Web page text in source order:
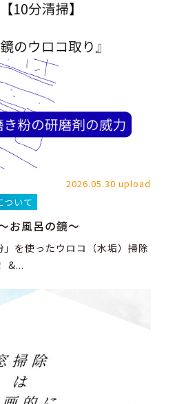
2026.05.30 upload
ついて
お風呂の鏡～
を使ったウロコ（水垢）掃除
&...